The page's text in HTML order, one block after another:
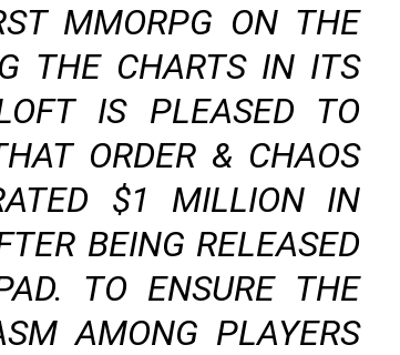
MMORPG ON THE
THE CHARTS IN ITS
IS PLEASED TO
ORDER & CHAOS
$1 MILLION IN
BEING RELEASED
TO ENSURE THE
AMONG PLAYERS